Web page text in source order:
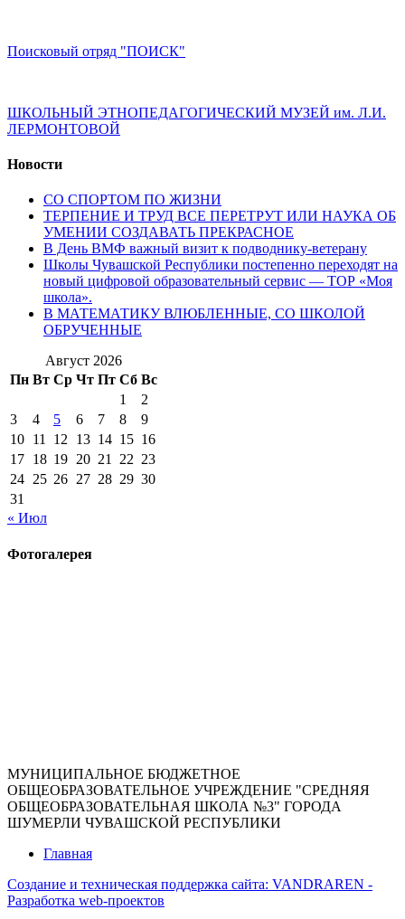
Поисковый отряд "ПОИСК"
ШКОЛЬНЫЙ ЭТНОПЕДАГОГИЧЕСКИЙ МУЗЕЙ им. Л.И.
ЛЕРМОНТОВОЙ
Новости
СО СПОРТОМ ПО ЖИЗНИ
ТЕРПЕНИЕ И ТРУД ВСЕ ПЕРЕТРУТ ИЛИ НАУКА ОБ
УМЕНИИ СОЗДАВАТЬ ПРЕКРАСНОЕ
В День ВМФ важный визит к подводнику-ветерану
Школы Чувашской Республики постепенно переходят на
новый цифровой образовательный сервис — ТОР «Моя
школа».
В МАТЕМАТИКУ ВЛЮБЛЕННЫЕ, СО ШКОЛОЙ
ОБРУЧЕННЫЕ
Август 2026
Пн Вт Ср Чт Пт Сб Вс
1
2
3
4 5 6 7 8
9
10 11 12 13 14 15 16
17 18 19 20 21 22 23
24 25 26 27 28 29 30
31
« Июл
Фотогалерея
МУНИЦИПАЛЬНОЕ БЮДЖЕТНОЕ
ОБЩЕОБРАЗОВАТЕЛЬНОЕ УЧРЕЖДЕНИЕ "СРЕДНЯЯ
ОБЩЕОБРАЗОВАТЕЛЬНАЯ ШКОЛА №3" ГОРОДА
ШУМЕРЛИ ЧУВАШСКОЙ РЕСПУБЛИКИ
Главная
Создание и техническая поддержка сайта: VANDRAREN -
Разработка web-проектов